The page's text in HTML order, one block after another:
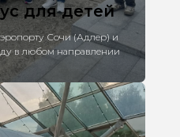
для детей
Сочи (Адлер) и
в любом направлении